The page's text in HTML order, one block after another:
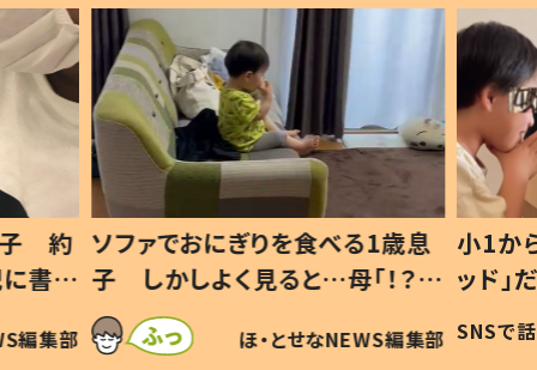
歳息
？」
編集部
小1から不登校、息子は「ギフテ
ッド」だった 父が“ウチ給食”を
作り続ける理由とは #令和の親
#令和の子
SNSで話題 ほ・とせなNEWS編集部
ひ孫
が、抱
「涙
い」